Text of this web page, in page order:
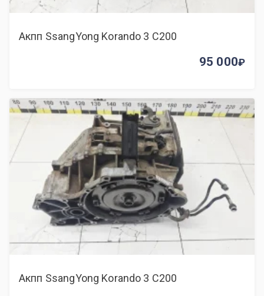
Акпп SsangYong Korando 3 C200
95 000
Акпп SsangYong Korando 3 C200